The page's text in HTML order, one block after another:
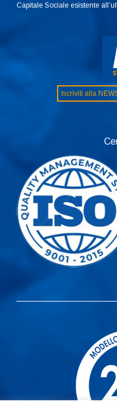
Capitale Sociale esistente
Iscriviti alla